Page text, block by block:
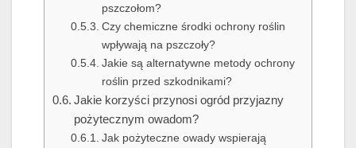
pszczołom?
Czy chemiczne środki ochrony roślin
wpływają na pszczoły?
Jakie są alternatywne metody ochrony
roślin przed szkodnikami?
Jakie korzyści przynosi ogród przyjazny
pożytecznym owadom?
Jak pożyteczne owady wspierają